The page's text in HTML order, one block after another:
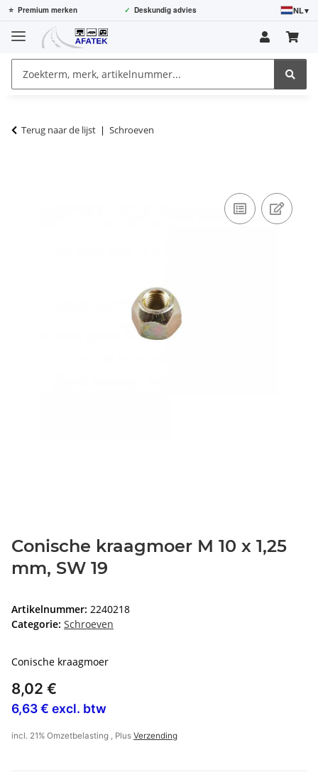
⭐ Premium merken ✓ Deskundig advies NL▾
Terug naar de lijst Schroeven
Conische kraagmoer M 10 x 1,25
mm, SW 19
Artikelnummer: 2240218
Categorie: Schroeven
Conische kraagmoer
8,02 €
6,63 € excl. btw
incl. 21% Omzetbelasting , Plus Verzending